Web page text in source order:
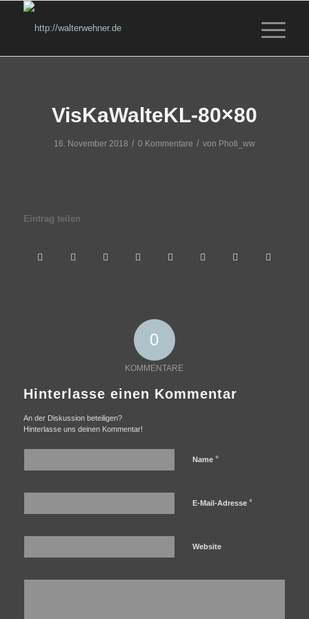
VisKaWalteKL-80×80
16. November 2018 / 0 Kommentare / von Photi_ww
Eintrag teilen
0
KOMMENTARE
Hinterlasse einen Kommentar
An der Diskussion beteiligen?
Hinterlasse uns deinen Kommentar!
Name *
E-Mail-Adresse *
Website